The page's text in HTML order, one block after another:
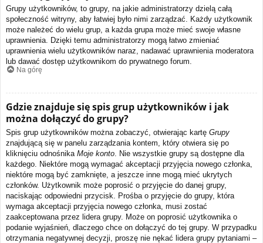
Grupy użytkowników, to grupy, na jakie administratorzy dzielą całą
społeczność witryny, aby łatwiej było nimi zarządzać. Każdy użytkownik
może należeć do wielu grup, a każda grupa może mieć swoje własne
uprawnienia. Dzięki temu administratorzy mogą łatwo zmieniać
uprawnienia wielu użytkowników naraz, nadawać uprawnienia moderatora
lub dawać dostęp użytkownikom do prywatnego forum.
Na górę
Gdzie znajduje się spis grup użytkowników i jak
można dołączyć do grupy?
Spis grup użytkowników można zobaczyć, otwierając kartę Grupy
znajdującą się w panelu zarządzania kontem, który otwiera się po
kliknięciu odnośnika Moje konto . Nie wszystkie grupy są dostępne dla
każdego. Niektóre mogą wymagać akceptacji przyjęcia nowego członka,
niektóre mogą być zamknięte, a jeszcze inne mogą mieć ukrytych
członków. Użytkownik może poprosić o przyjęcie do danej grupy,
naciskając odpowiedni przycisk. Prośba o przyjęcie do grupy, która
wymaga akceptacji przyjęcia nowego członka, musi zostać
zaakceptowana przez lidera grupy. Może on poprosić użytkownika o
podanie wyjaśnień, dlaczego chce on dołączyć do tej grupy. W przypadku
otrzymania negatywnej decyzji, proszę nie nękać lidera grupy pytaniami –